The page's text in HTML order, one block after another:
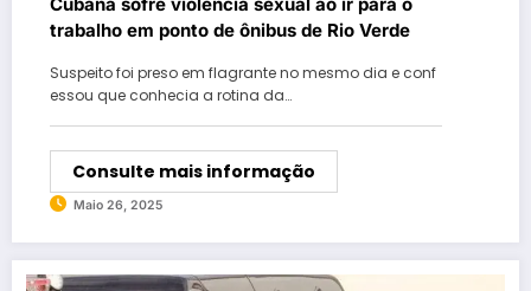
trabalho em ponto de ônibus de Rio Verde
Suspeito foi preso em flagrante no mesmo dia e conf
essou que conhecia a rotina da…
Consulte mais informação
Maio 26, 2025